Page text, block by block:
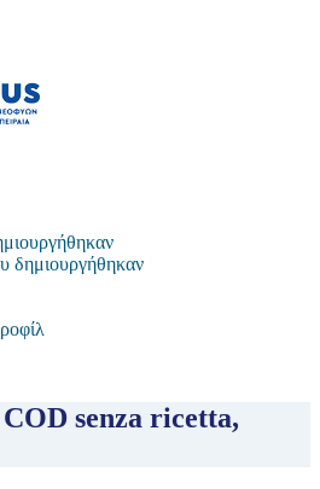
δημιουργήθηκαν
senza ricetta,